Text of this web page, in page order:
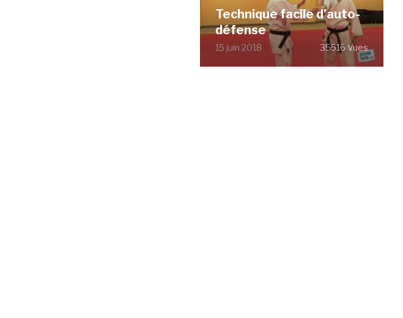
Technique facile d’auto-
défense
15 juin 2018 35516 Vues